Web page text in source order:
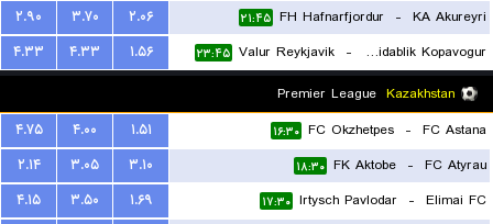
KA Akureyri
-
FH Hafnarfjordur ۲۱:۴۵ ۲.۰۶ ۳.۷۰
۲.۹۰
Breidablik Kopavogur
-
Valur Reykjavik ۲۳:۴۵ ۱.۵۶ ۴.۳۳
۴.۳۳
Kazakhstan
FC Astana
-
FC Okzhetpes ۱۶:۳۰ ۱.۵۱ ۴.۰۰
۴.۷۵
FC Atyrau
-
FK Aktobe ۱۸:۳۰ ۳.۱۰ ۳.۰۵
۲.۱۴
Elimai FC
-
Irtysch Pavlodar ۱۷:۳۰ ۱.۶۹ ۳.۵۰
۴.۱۵